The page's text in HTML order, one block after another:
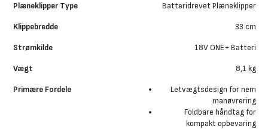
Batteridrevet Plæneklipper
33 cm
18V ONE+ Batteri
8,1 kg
Letvægtsdesign for nem
manøvrering
Foldbare håndtag for
kompakt opbevaring